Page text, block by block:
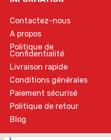
Contactez-nous
A propos
Politique de
Confidentialité
Livraison rapide
Conditions générales
Paiement sécurisé
Politique de retour
Blog